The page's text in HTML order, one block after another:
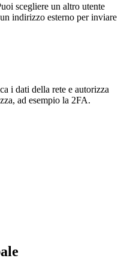
scegliere un altro utente
indirizzo esterno per inviare
i dati della rete e autorizza
ad esempio la 2FA.